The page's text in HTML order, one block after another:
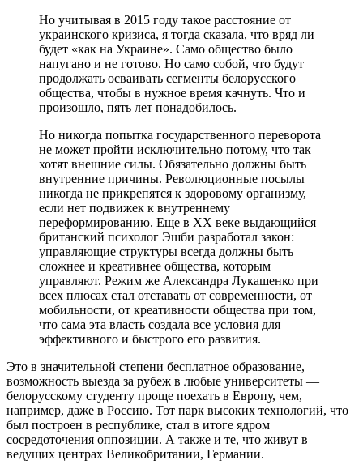
Но учитывая в 2015 году такое расстояние от
украинского кризиса, я тогда сказала, что вряд ли
будет «как на Украине». Само общество было
напугано и не готово. Но само собой, что будут
продолжать осваивать сегменты белорусского
общества, чтобы в нужное время качнуть. Что и
произошло, пять лет понадобилось.
Но никогда попытка государственного переворота
не может пройти исключительно потому, что так
хотят внешние силы. Обязательно должны быть
внутренние причины. Революционные посылы
никогда не прикрепятся к здоровому организму,
если нет подвижек к внутреннему
переформированию. Еще в ХХ веке выдающийся
британский психолог Эшби разработал закон:
управляющие структуры всегда должны быть
сложнее и креативнее общества, которым
управляют. Режим же Александра Лукашенко при
всех плюсах стал отставать от современности, от
мобильности, от креативности общества при том,
что сама эта власть создала все условия для
эффективного и быстрого его развития.
Это в значительной степени бесплатное образование,
возможность выезда за рубеж в любые университеты —
белорусскому студенту проще поехать в Европу, чем,
например, даже в Россию. Тот парк высоких технологий, что
был построен в республике, стал в итоге ядром
сосредоточения оппозиции. А также и те, что живут в
ведущих центрах Великобритании, Германии.